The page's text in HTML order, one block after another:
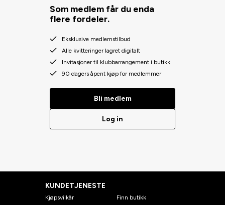
Som medlem får du enda
flere fordeler.
Eksklusive medlemstilbud
Alle kvitteringer lagret digitalt
Invitasjoner til klubbarrangement i butikk
90 dagers åpent kjøp for medlemmer
Bli medlem
Log in
KUNDETJENESTE
Kjøpsvilkår
Finn butikk